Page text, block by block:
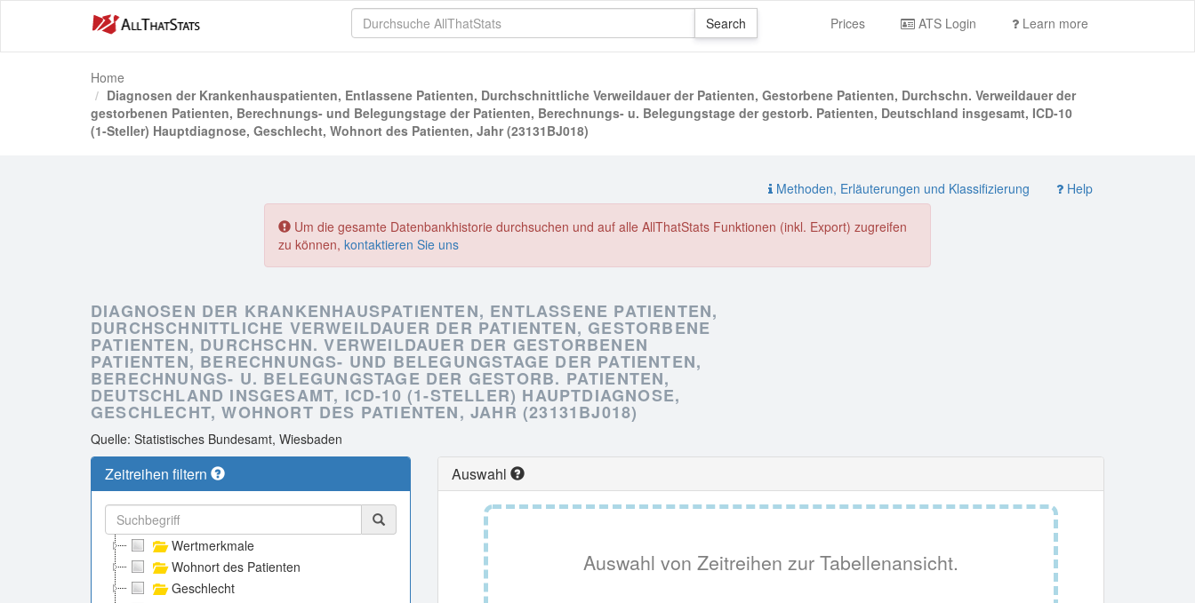
Prices ATS Login Learn more
Home
Diagnosen der Krankenhauspatienten, Entlassene Patienten, Durchschnittliche Verweildauer der Patienten, Gestorbene Patienten, Durchschn. Verweildauer der
gestorbenen Patienten, Berechnungs- und Belegungstage der Patienten, Berechnungs- u. Belegungstage der gestorb. Patienten, Deutschland insgesamt, ICD-10
(1-Steller) Hauptdiagnose, Geschlecht, Wohnort des Patienten, Jahr (23131BJ018)
Methoden, Erläuterungen und Klassifizierung Help
Um die gesamte Datenbankhistorie durchsuchen und auf alle AllThatStats Funktionen (inkl. Export) zugreifen
zu können, kontaktieren Sie uns
DIAGNOSEN DER KRANKENHAUSPATIENTEN, ENTLASSENE PATIENTEN,
DURCHSCHNITTLICHE VERWEILDAUER DER PATIENTEN, GESTORBENE
PATIENTEN, DURCHSCHN. VERWEILDAUER DER GESTORBENEN
PATIENTEN, BERECHNUNGS- UND BELEGUNGSTAGE DER PATIENTEN,
BERECHNUNGS- U. BELEGUNGSTAGE DER GESTORB. PATIENTEN,
DEUTSCHLAND INSGESAMT, ICD-10 (1-STELLER) HAUPTDIAGNOSE,
GESCHLECHT, WOHNORT DES PATIENTEN, JAHR (23131BJ018)
Quelle: Statistisches Bundesamt, Wiesbaden
Zeitreihen filtern
Wertmerkmale
Wohnort des Patienten
Geschlecht
Auswahl
Auswahl von Zeitreihen zur Tabellenansicht.